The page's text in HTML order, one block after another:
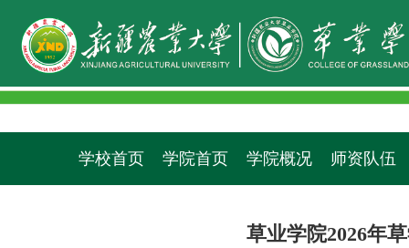
学校首页 学院首页 学院概况 师资队伍
草业学院2026年